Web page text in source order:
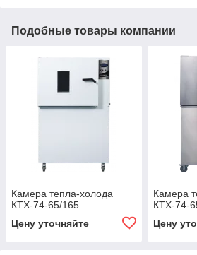
Подобные товары компании
Камера тепла-холода
КТХ-74-65/165
Цену уточняйте
Камера
КТХ-74-
Цену